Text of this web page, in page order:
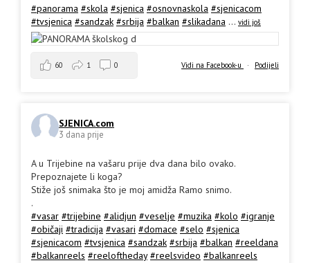
#panorama #skola #sjenica #osnovnaskola #sjenicacom
#tvsjenica #sandzak #srbija #balkan #slikadana ... vidi još
Vidi na Facebook-u · Podijeli
60 1 0
SJENICA.com
3 dana prije
A u Trijebine na vašaru prije dva dana bilo ovako.
Prepoznajete li koga?
Stiže još snimaka što je moj amidža Ramo snimo.
.
#vasar #trijebine #alidjun #veselje #muzika #kolo #igranje
#običaji #tradicija #vasari #domace #selo #sjenica
#sjenicacom #tvsjenica #sandzak #srbija #balkan #reeldana
#balkanreels #reeloftheday #reelsvideo #balkanreels